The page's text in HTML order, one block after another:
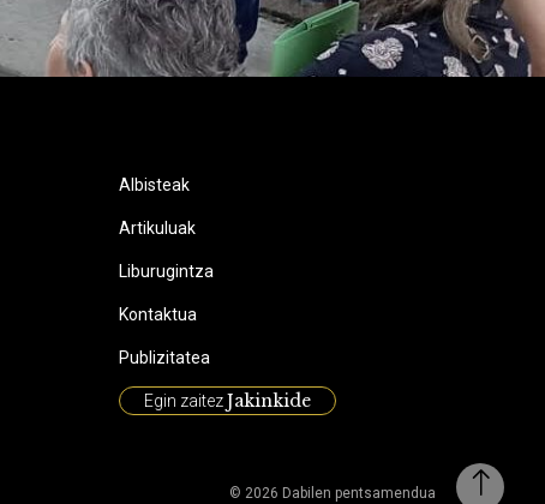
Albisteak
Artikuluak
Liburugintza
Kontaktua
Publizitatea
Egin zaitezJakinkide
© 2026 Dabilen pentsamendua